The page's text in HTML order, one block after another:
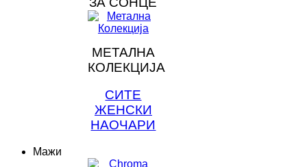
МЕТАЛНА
КОЛЕКЦИЈА
СИТЕ
ЖЕНСКИ
НАОЧАРИ
Мажи